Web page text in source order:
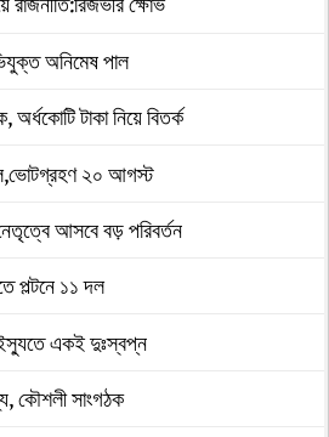
অনিমেষ পাল
অর্ধকোটি টাকা নিয়ে বিতর্ক
২০ আগস্ট
আসবে বড় পরিবর্তন
পল্টনে ১১ দল
ইস্যুতে একই দুঃস্বপ্ন
কৌশলী সাংগঠক